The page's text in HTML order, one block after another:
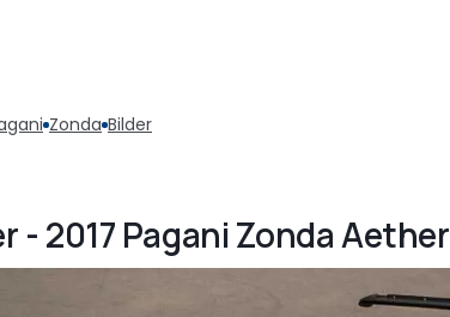
Zonda Bilder
- 2017 Pagani Zonda Aether